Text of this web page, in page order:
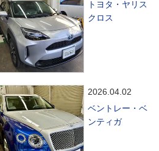
トヨタ・ヤリス
クロス
2026.04.02
ベントレー・ベ
ンティガ